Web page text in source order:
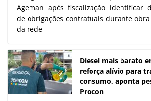
Ageman após fiscalização identificar
de obrigações contratuais durante
da rede
Diesel mais barato
reforça alívio para
consumo, aponta
Procon